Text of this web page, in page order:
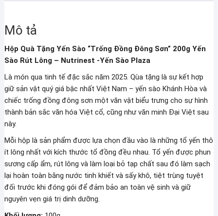
Yến
Rút
Lông
-
Nutrinest
số
lượng
Mô tả
Hộp Quà Tặng Yến Sào “Trống Đồng Đông Sơn” 200g Yến
Sào Rút Lông – Nutrinest -Yến Sào Plaza
Là món qua tinh tế đặc sắc năm 2025. Qùa tặng là sự kết hợp
giữ sản vật quý giá bậc nhất Việt Nam – yến sào Khánh Hòa và
chiếc trống đồng đông sơn một văn vật biểu trưng cho sự hình
thành bản sắc văn hóa Việt cổ, cũng như văn minh Đại Việt sau
này.
Mỗi hộp là sản phẩm được lựa chọn đầu vào là những tổ yến thô
ít lông nhất với kích thước tổ đồng đều nhau. Tổ yến được phun
sương cấp ẩm, rút lông và làm loại bỏ tạp chất sau đó làm sạch
lại hoàn toàn bằng nước tinh khiết và sấy khô, tiệt trùng tuyệt
đối trước khi đóng gói để đảm bảo an toàn vệ sinh và giữ
nguyên vẹn giá trị dinh dưỡng.